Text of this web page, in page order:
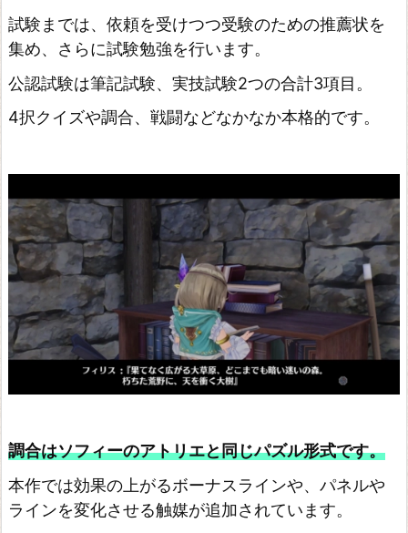
バ
ー
作
品
ル
ケ
と
伝
説
の
錬
金
術
た
~
試験までは、依頼を受けつつ受験のための推薦状を
集め、さらに試験勉強を行います。
公認試験は筆記試験、実技試験2つの合計3項目。
4択クイズや調合、戦闘などなかなか本格的です。
調合はソフィーのアトリエと同じパズル形式です。
本作では効果の上がるボーナスラインや、パネルや
ラインを変化させる触媒が追加されています。